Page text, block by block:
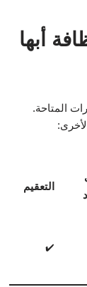
أبها
المتاحة.
التعقيم
✔️